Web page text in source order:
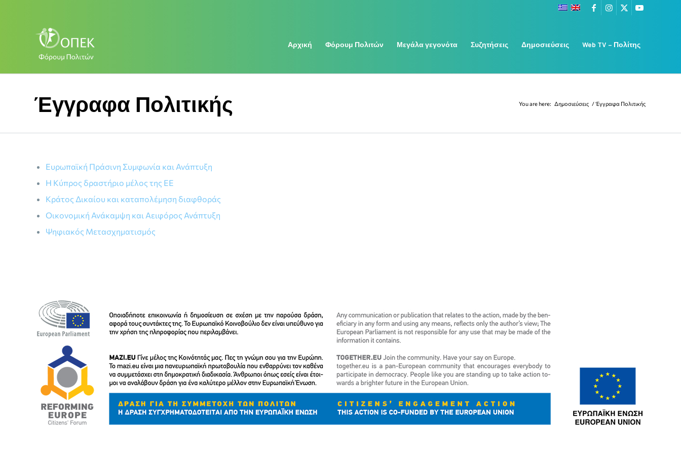
Αρχική Φόρουμ Πολιτών Μεγάλα γεγονότα Συζητήσεις Δημοσιεύσεις Web TV – Πολίτης
Έγγραφα Πολιτικής You are here: Δημοσιεύσεις / Έγγραφα Πολιτικής
Ευρωπαϊκή Πράσινη Συμφωνία και Ανάπτυξη
Η Κύπρος δραστήριο μέλος της ΕΕ
Κράτος Δικαίου και καταπολέμηση διαφθοράς
Οικονομική Ανάκαμψη και Αειφόρος Ανάπτυξη
Ψηφιακός Μετασχηματισμός